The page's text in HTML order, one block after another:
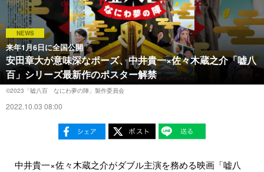
NEWS
来年1月6日に全国公開
安田章大が意味深なポーズ、中井貴一×佐々木蔵之介「嘘八
百」シリーズ最新作のポスター解禁
©2023「嘘八百 なにわ夢の陣」製作委員会
2022.10.03 08:00
中井貴一×佐々木蔵之介がダブル主演を務める映画「嘘八